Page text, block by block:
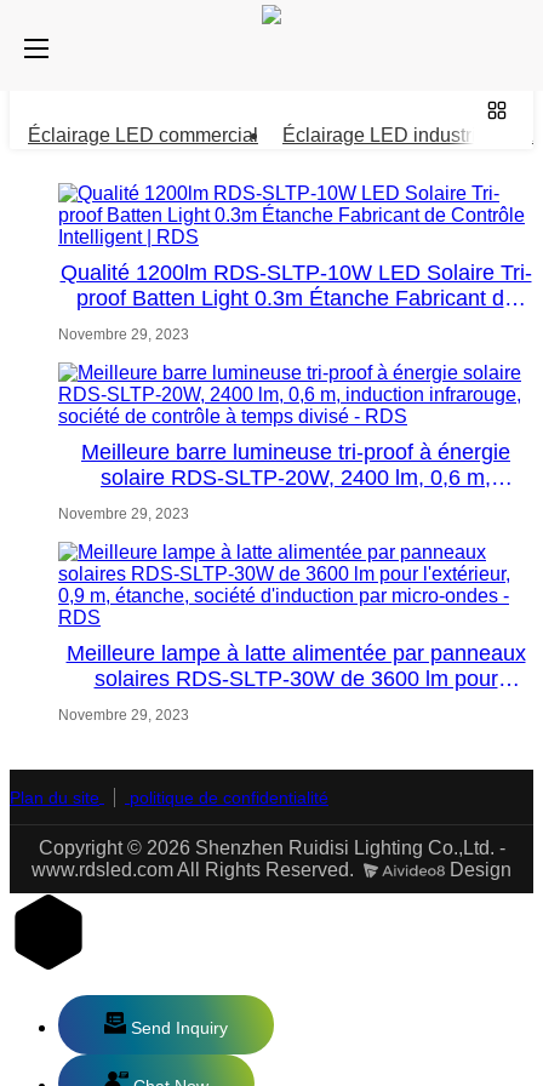
Éclairage LED commercial Éclairage LED industriel
Qualité 1200lm RDS-SLTP-10W LED Solaire Tri-
proof Batten Light 0.3m Étanche Fabricant de
Contrôle Intelligent | RDS
Novembre 29, 2023
Meilleure barre lumineuse tri-proof à énergie
solaire RDS-SLTP-20W, 2400 lm, 0,6 m,
induction infrarouge, société de contrôle à temps
Novembre 29, 2023
Meilleure lampe à latte alimentée par panneaux
solaires RDS-SLTP-30W de 3600 lm pour
l'extérieur, 0,9 m, étanche, société d'induction
Novembre 29, 2023
Plan du site politique de confidentialité
Copyright © 2026 Shenzhen Ruidisi Lighting Co.,Ltd. -
www.rdsled.com All Rights Reserved.
Design
Send Inquiry